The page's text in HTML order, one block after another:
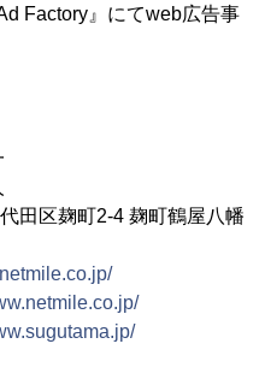
Factory』にてweb広告事
麹町2-4 麹町鶴屋八幡